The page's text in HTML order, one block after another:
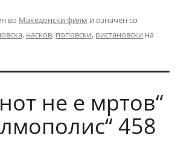
во Македонски филм и означен со
, насков, поповски, ристановски на
не е мртов“
458